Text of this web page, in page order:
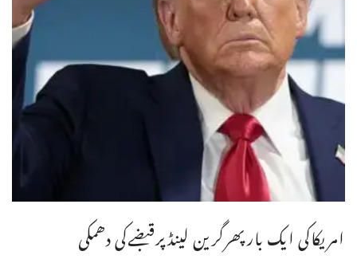
امریکاکی ایک بارپھرگرین لینڈپرقبضےکی دھمکی